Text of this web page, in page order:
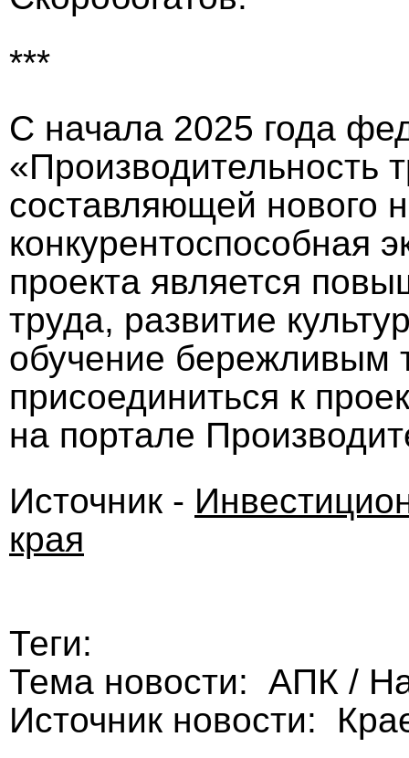
***
С начала 2025 года
«Производительность
составляющей нового
конкурентоспособная
проекта является
труда, развитие
обучение бережливым
присоединиться к
на портале
Источник -
края
Теги:
Тема новости: АПК /
Источник новости: